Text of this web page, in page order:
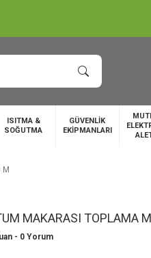
ISITMA &
SOĞUTMA
GÜVENLİK
EKİPMANLARI
M
MAKARASI TOPLAMA
- 0 Yorum